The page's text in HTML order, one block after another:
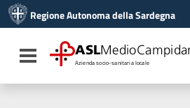
Vai al menu di navigazione
Vai al footer
Regione Autonoma della Sardegna
Toggle navigation
ASL
Azienda socio-sanitaria locale